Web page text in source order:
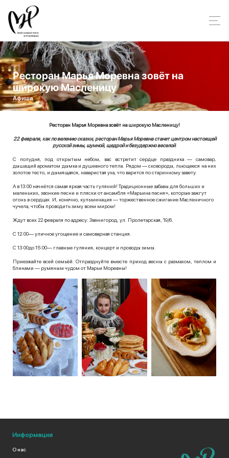
Ресторан Марья Моревна зовёт на
широкую Масленицу
Афиша
Ресторан Марья Моревна зовёт на широкую Масленицу!
22 февраля, как по велению сказки, ресторан Марья Моревна станет центром настоящей
русской зимы, шумной, щедрой и безудержно веселой.
С полудня, под открытым небом, вас встретит сердце праздника — самовар,
дышащий ароматом дымка и душевного тепла. Рядом — сковороды, льющееся на них
золотое тесто, и дымящаяся, наваристая уха, что варится по старинному завету.
А в 13:00 начнётся самая яркая часть гуляний! Традиционные забавы для больших и
маленьких, звонкие песни и пляски от ансамбля «Марьина песня», которые зажгут
огонь в сердцах. И, конечно, кульминация — торжественное сжигание Масленичного
чучела, чтобы проводить зиму всем миром!
Ждут всех 22 февраля по адресу: Звенигород, ул. Пролетарская, 19/6.
С 12:00— уличное угощение и самоварная станция.
С 13:00до 15:00— главные гуляния, концерт и проводы зимы.
Приезжайте всей семьёй. Отпразднуйте вместе приход весны с размахом, теплом и
блинами — румяным чудом от Марьи Моревны!
Информация
О нас